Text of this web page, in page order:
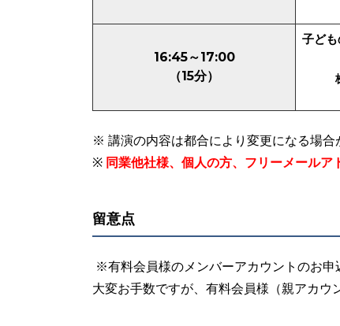
16:45～17:00
（15分）
子ど
※ 講演の内容は都合により変更になる場合
※ 同業他社様、個人の方、フリーメール
留意点
※有料会員様のメンバーアカウントのお申
大変お手数ですが、有料会員様（親アカウ